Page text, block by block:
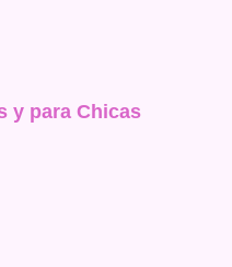
y para Chicas